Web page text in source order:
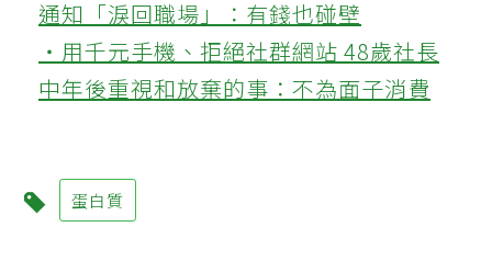
通知「淚回職場」：有錢也碰壁
‧用千元手機、拒絕社群網站 48歲社長
中年後重視和放棄的事：不為面子消費
蛋白質